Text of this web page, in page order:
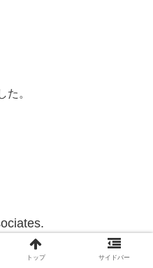
た。
All Rights Reserved.
トップ サイドバー